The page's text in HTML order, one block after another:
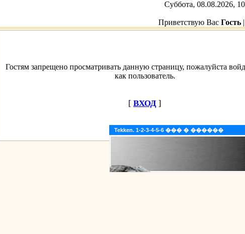
Суббота, 08.08.2026,
Приветствую Вас Гость|
Tekken. 1-2-3-4-5-6 ��� � ������
Гостям запрещено просматривать данную страницу, пожалуйста
как пользователь.
[ ВХОД ]